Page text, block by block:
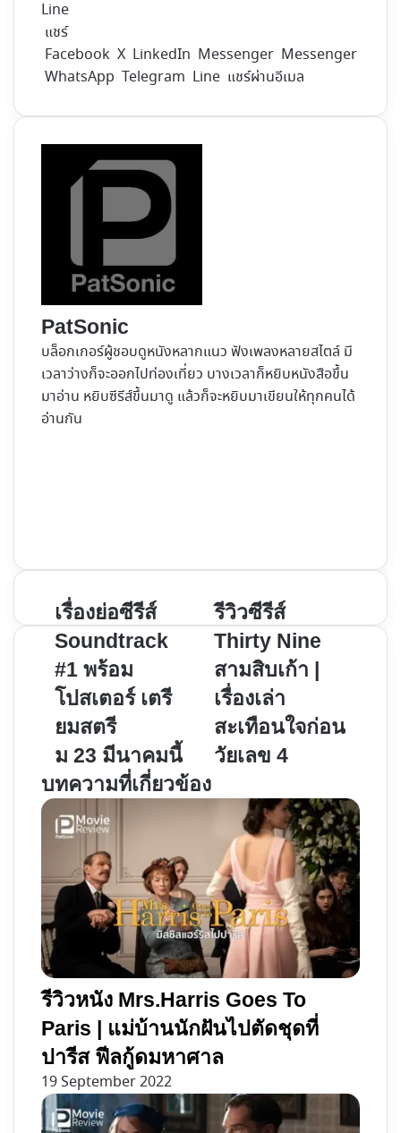
Line
แชร์
Facebook X LinkedIn Messenger Messenger
WhatsApp Telegram Line แชร์ผ่านอีเมล
PatSonic
บล็อกเกอร์ผู้ชอบดูหนังหลากแนว ฟังเพลงหลายสไตล์ มี
เวลาว่างก็จะออกไปท่องเที่ยว บางเวลาก็หยิบหนังสือขึ้น
มาอ่าน หยิบซีรีส์ขึ้นมาดู แล้วก็จะหยิบมาเขียนให้ทุกคนได้
อ่านกัน
เรื่อง
ย่อ
ซี
รีส์
Soundtrack
#1
โปสเตอร์
เต
รี
ยม
ม 23 มีนาคม
นี้
เรื่องย่อซีรีส์
Soundtrack
#1 พร้อม
โปสเตอร์ เตรี
ยมสตรี
ม 23 มีนาคมนี้
รีวิว
ซี
รีส์
Thirty
Nine
สามสิบ
เก้า
|
สะเทือน
ใจ
ก่อน
วัย
เลข
4
รีวิวซีรีส์
Thirty Nine
สามสิบเก้า |
เรื่องเล่า
สะเทือนใจก่อน
วัยเลข 4
บทความที่เกี่ยวข้อง
รีวิวหนัง Mrs.Harris Goes To
Paris | แม่บ้านนักฝันไปตัดชุดที่
ปารีส ฟีลกู้ดมหาศาล
19 September 2022